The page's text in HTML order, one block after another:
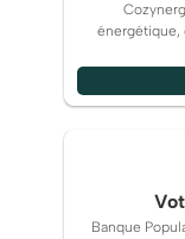
énergétique,
Banque